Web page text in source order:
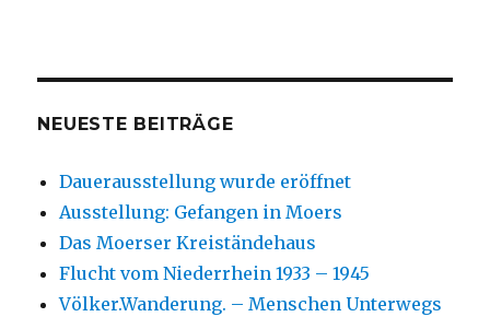
NEUESTE BEITRÄGE
Dauerausstellung wurde eröffnet
Ausstellung: Gefangen in Moers
Das Moerser Kreiständehaus
Flucht vom Niederrhein 1933 – 1945
Völker.Wanderung. – Menschen Unterwegs